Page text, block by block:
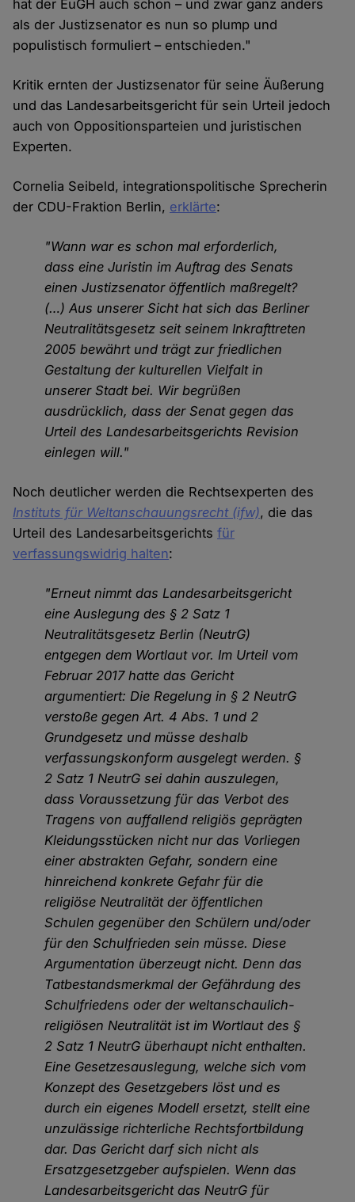
hat der EuGH auch schon – und zwar ganz anders
als der Justizsenator es nun so plump und
populistisch formuliert – entschieden."
Kritik ernten der Justizsenator für seine Äußerung
und das Landesarbeitsgericht für sein Urteil jedoch
auch von Oppositionsparteien und juristischen
Experten.
Cornelia Seibeld, integrationspolitische Sprecherin
der CDU-Fraktion Berlin, erklärte:
"Wann war es schon mal erforderlich,
dass eine Juristin im Auftrag des Senats
einen Justizsenator öffentlich maßregelt?
(…) Aus unserer Sicht hat sich das Berliner
Neutralitätsgesetz seit seinem Inkrafttreten
2005 bewährt und trägt zur friedlichen
Gestaltung der kulturellen Vielfalt in
unserer Stadt bei. Wir begrüßen
ausdrücklich, dass der Senat gegen das
Urteil des Landesarbeitsgerichts Revision
einlegen will."
Noch deutlicher werden die Rechtsexperten des
Instituts für Weltanschauungsrecht (ifw), die das
Urteil des Landesarbeitsgerichtsfür
verfassungswidrig halten:
"Erneut nimmt das Landesarbeitsgericht
eine Auslegung des § 2 Satz 1
Neutralitätsgesetz Berlin (NeutrG)
entgegen dem Wortlaut vor. Im Urteil vom
Februar 2017 hatte das Gericht
argumentiert: Die Regelung in § 2 NeutrG
verstoße gegen Art. 4 Abs. 1 und 2
Grundgesetz und müsse deshalb
verfassungskonform ausgelegt werden. §
2 Satz 1 NeutrG sei dahin auszulegen,
dass Voraussetzung für das Verbot des
Tragens von auffallend religiös geprägten
Kleidungsstücken nicht nur das Vorliegen
einer abstrakten Gefahr, sondern eine
hinreichend konkrete Gefahr für die
religiöse Neutralität der öffentlichen
Schulen gegenüber den Schülern und/oder
für den Schulfrieden sein müsse. Diese
Argumentation überzeugt nicht. Denn das
Tatbestandsmerkmal der Gefährdung des
Schulfriedens oder der weltanschaulich-
religiösen Neutralität ist im Wortlaut des §
2 Satz 1 NeutrG überhaupt nicht enthalten.
Eine Gesetzesauslegung, welche sich vom
Konzept des Gesetzgebers löst und es
durch ein eigenes Modell ersetzt, stellt eine
unzulässige richterliche Rechtsfortbildung
dar. Das Gericht darf sich nicht als
Ersatzgesetzgeber aufspielen. Wenn das
Landesarbeitsgericht das NeutrG für